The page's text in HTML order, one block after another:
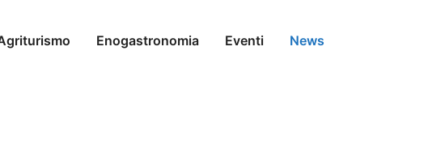
Enogastronomia Eventi News